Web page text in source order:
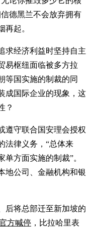
德黑兰不会放弃拥有
再起。
求经济利益时坚持自主
易枢纽面临被多方拉
等国实施的制裁的同
成国际企业的现象，这
？
遵守联合国安理会授权
法律义务，“总体来
方面实施的制裁”。
地公司、金融机构和银
后将总部迁至新加坡的
方喊停 ，比拉哈里表